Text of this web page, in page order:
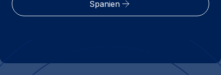
Globales Onboarding und Verwalten von
Freelancer:innen
Unternehmen
Gesamtbeschäftigungskosten
Nederlands
Deutsch
Anmelden
Spanien